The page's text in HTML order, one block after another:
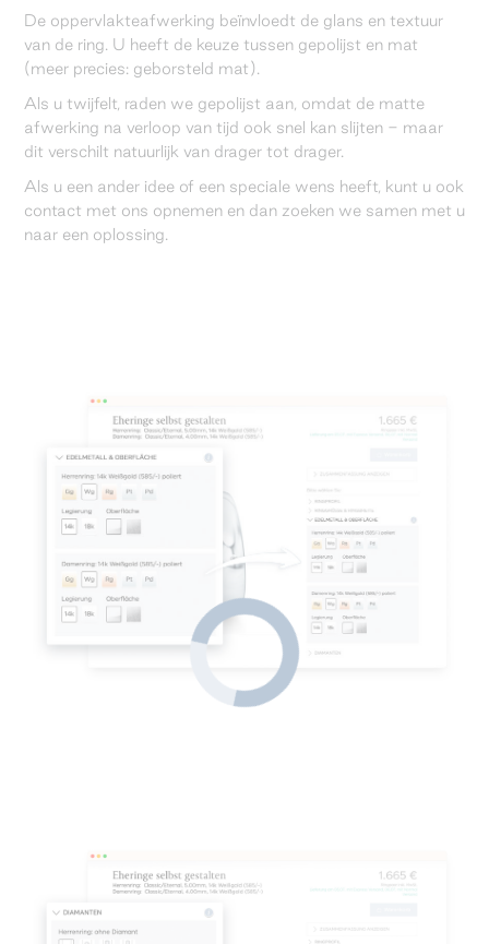
De oppervlakteafwerking beïnvloedt de glans en textuur
van de ring. U heeft de keuze tussen gepolijst en mat
(meer precies: geborsteld mat).
Als u twijfelt, raden we gepolijst aan, omdat de matte
afwerking na verloop van tijd ook snel kan slijten - maar
dit verschilt natuurlijk van drager tot drager.
Als u een ander idee of een speciale wens heeft, kunt u ook
contact met ons opnemen en dan zoeken we samen met u
naar een oplossing.